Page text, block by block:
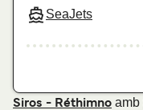
SeaJets
Siros - Réthimno amb